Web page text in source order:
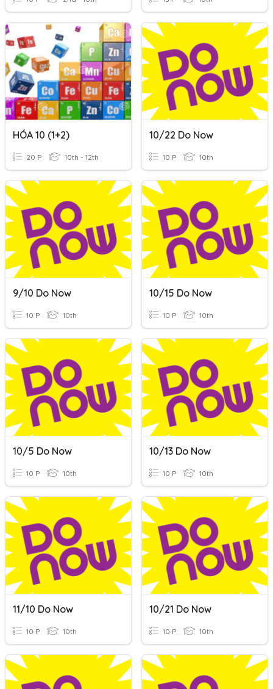
HÓA 10 (1+2)
20 P 10th - 12th
10/22 Do Now
10 P 10th
9/10 Do Now
10 P 10th
10/15 Do Now
10 P 10th
10/5 Do Now
10 P 10th
10/13 Do Now
10 P 10th
11/10 Do Now
10 P 10th
10/21 Do Now
10 P 10th